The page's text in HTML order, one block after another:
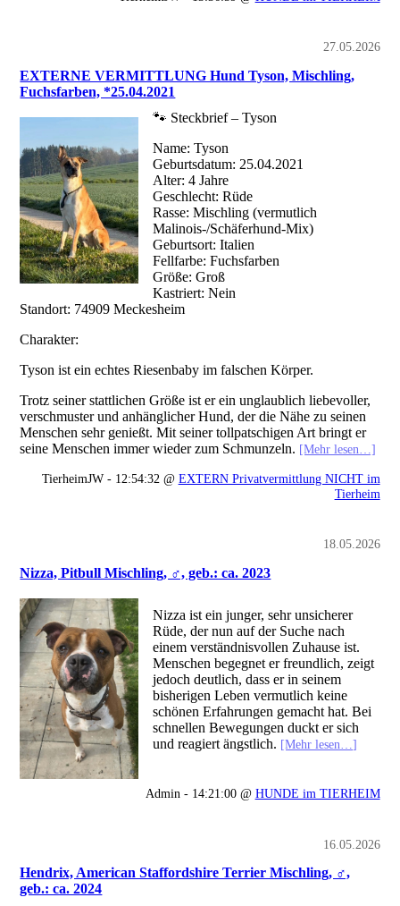
27.05.2026
EXTERNE VERMITTLUNG Hund Tyson, Mischling,
Fuchsfarben, *25.04.2021
🐾 Steckbrief – Tyson
Name: Tyson
Geburtsdatum: 25.04.2021
Alter: 4 Jahre
Geschlecht: Rüde
Rasse: Mischling (vermutlich
Malinois-/Schäferhund-Mix)
Geburtsort: Italien
Fellfarbe: Fuchsfarben
Größe: Groß
Kastriert: Nein
Standort: 74909 Meckesheim
Charakter:
Tyson ist ein echtes Riesenbaby im falschen Körper.
Trotz seiner stattlichen Größe ist er ein unglaublich liebevoller,
verschmuster und anhänglicher Hund, der die Nähe zu seinen
Menschen sehr genießt. Mit seiner tollpatschigen Art bringt er
seine Menschen immer wieder zum Schmunzeln. [Mehr lesen…]
TierheimJW - 12:54:32 @ EXTERN Privatvermittlung NICHT im
Tierheim
18.05.2026
Nizza, Pitbull Mischling, ♂, geb.: ca. 2023
Nizza ist ein junger, sehr unsicherer
Rüde, der nun auf der Suche nach
einem verständnisvollen Zuhause ist.
Menschen begegnet er freundlich, zeigt
jedoch deutlich, dass er in seinem
bisherigen Leben vermutlich keine
schönen Erfahrungen gemacht hat. Bei
schnellen Bewegungen duckt er sich
und reagiert ängstlich. [Mehr lesen…]
Admin - 14:21:00 @ HUNDE im TIERHEIM
16.05.2026
Hendrix, American Staffordshire Terrier Mischling, ♂,
geb.: ca. 2024